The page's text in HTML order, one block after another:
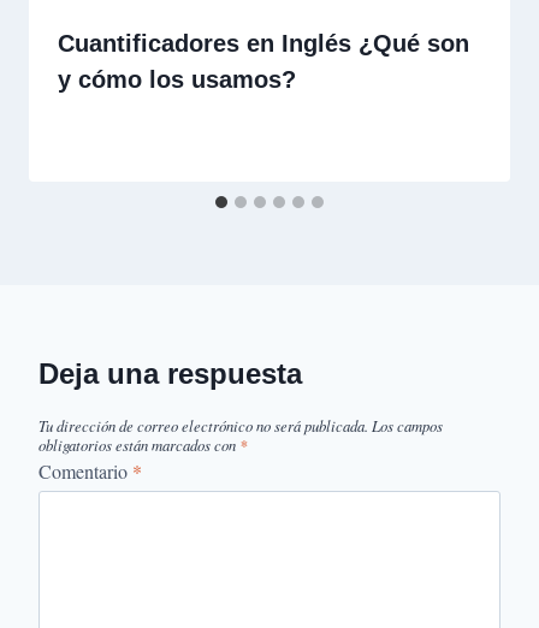
Cuantificadores en Inglés ¿Qué son
y cómo los usamos?
Deja una respuesta
Tu dirección de correo electrónico no será publicada. Los campos
obligatorios están marcados con *
Comentario *